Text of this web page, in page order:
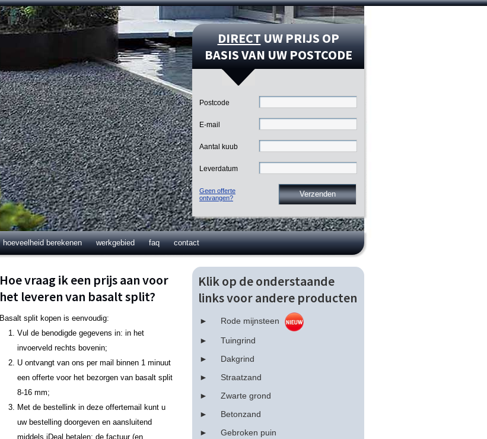
DIRECTUW PRIJS OP
BASIS VAN UW POSTCODE
Geen offerte
ontvangen?
Postcode
E-mail
Aantal kuub
Leverdatum
hoeveelheid berekenen werkgebied faq contact
Hoe vraag ik een prijs aan voor
het leveren van basalt split?
Basalt split kopen is eenvoudig:
Vul de benodigde gegevens in: in het
invoerveld rechts bovenin;
U ontvangt van ons per mail binnen 1 minuut
een offerte voor het bezorgen van basalt split
8-16 mm;
Met de bestellink in deze offertemail kunt u
uw bestelling doorgeven en aansluitend
middels iDeal betalen: de factuur (en
Klik op de onderstaande
links voor andere producten
Rode mijnsteen
Tuingrind
Dakgrind
Straatzand
Zwarte grond
Betonzand
Gebroken puin